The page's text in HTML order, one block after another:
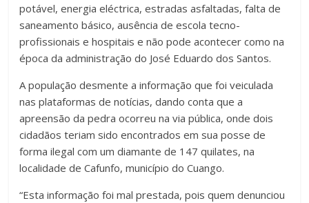
potável, energia eléctrica, estradas asfaltadas, falta de
saneamento básico, ausência de escola tecno-
profissionais e hospitais e não pode acontecer como na
época da administração do José Eduardo dos Santos.
A população desmente a informação que foi veiculada
nas plataformas de notícias, dando conta que a
apreensão da pedra ocorreu na via pública, onde dois
cidadãos teriam sido encontrados em sua posse de
forma ilegal com um diamante de 147 quilates, na
localidade de Cafunfo, município do Cuango.
“Esta informação foi mal prestada, pois quem denunciou